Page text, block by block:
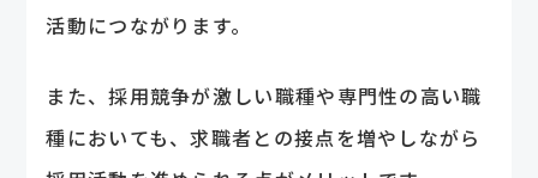
活動につながります。
また、採用競争が激しい職種や専門性の高い職
種においても、求職者との接点を増やしながら